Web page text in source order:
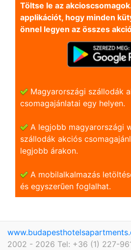
Töltse le az
applikációt, hogy minden
önnel legyen az összes
Magyarországi szállodák
csomagajánlatai egy helyen.
A legjobb magyarországi
szállodák akciós
legjobb árakon.
A mobilalkalmazás
és egyszerũen foglalhat.
2002 - 2026 Tel: +36 (1) 227-